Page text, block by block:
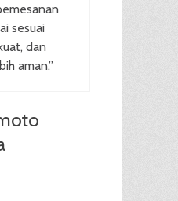
sesuai
dan
aman.”